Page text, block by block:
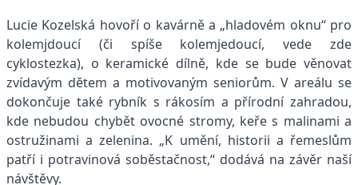
Lucie Kozelská hovoří o kavárně a „hladovém oknu“ pro
kolemjdoucí (či spíše kolemjedoucí, vede zde
cyklostezka), o keramické dílně, kde se bude věnovat
zvídavým dětem a motivovaným seniorům. V areálu se
dokončuje také rybník s rákosím a přírodní zahradou,
kde nebudou chybět ovocné stromy, keře s malinami a
ostružinami a zelenina. „K umění, historii a řemeslům
patří i potravinová soběstačnost,“ dodává na závěr naší
návštěvy.